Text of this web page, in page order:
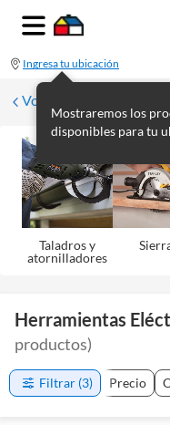
Ingresa tu ubicación
Mostraremos los
disponibles para tu
Volver
Taladros y
atornilladores
Herramientas
productos)
Filtrar (3) Precio